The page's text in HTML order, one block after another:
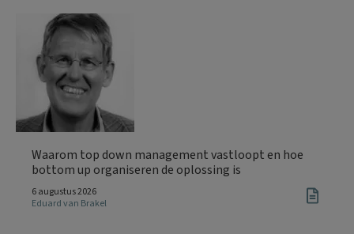
Waarom top down management vastloopt en hoe
bottom up organiseren de oplossing is
6 augustus 2026
Eduard van Brakel